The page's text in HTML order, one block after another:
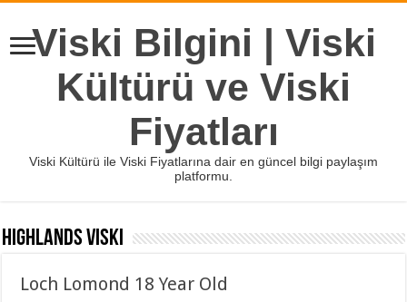
Viski Bilgini | Viski
Kültürü ve Viski
Fiyatları
Viski Kültürü ile Viski Fiyatlarına dair en güncel bilgi paylaşım
platformu.
Highlands Viski
Loch Lomond 18 Year Old